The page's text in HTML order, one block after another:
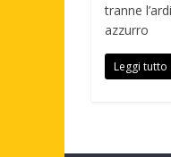
tranne
azzurro
Leggi tutto